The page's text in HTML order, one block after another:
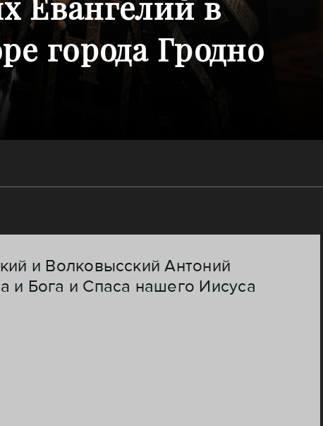
города Гродно
и Волковысский Антоний
и Бога и Спаса нашего Иисуса